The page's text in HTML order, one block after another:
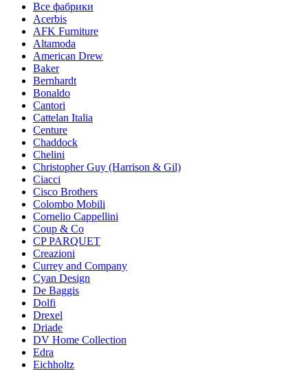
Все фабрики
Acerbis
AFK Furniture
Altamoda
American Drew
Baker
Bernhardt
Bonaldo
Cantori
Cattelan Italia
Centure
Chaddock
Chelini
Christopher Guy (Harrison & Gil)
Ciacci
Cisco Brothers
Colombo Mobili
Cornelio Cappellini
Coup & Co
CP PARQUET
Creazioni
Currey and Company
Cyan Design
De Baggis
Dolfi
Drexel
Driade
DV Home Collection
Edra
Eichholtz